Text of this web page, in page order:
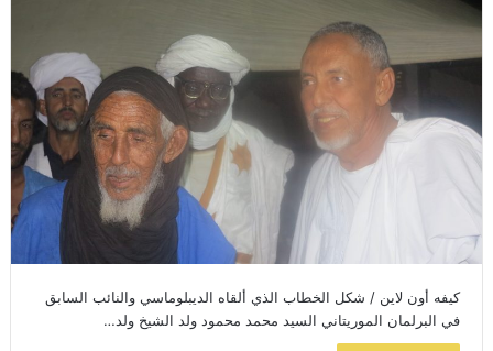
كيفه أون لاين / شكل الخطاب الذي ألقاه الديبلوماسي والنائب السابق
في البرلمان الموريتاني السيد محمد محمود ولد الشيخ ولد…